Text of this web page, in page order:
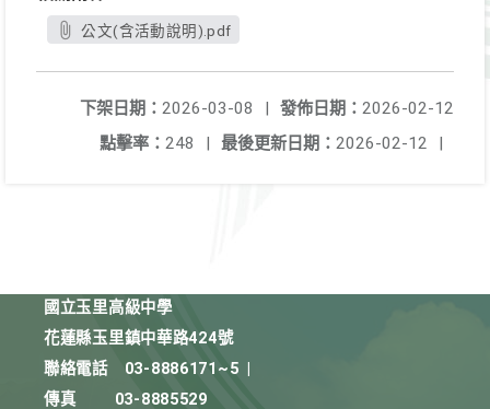
公文(含活動說明).pdf
發佈日期： 2026-02-12
下架日期： 2026-03-08
|
最後更新日期： 2026-02-12 |
點擊率： 248 |
國立玉里高級中學
花蓮縣玉里鎮中華路424號
聯絡電話
03-8886171~5
傳真
03-8885529